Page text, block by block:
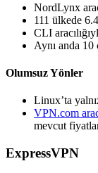
NordLynx
111 ülkede
CLI
Aynı anda 10
Olumsuz Yönler
Linux’ta
VPN.com
mevcut
ExpressVPN